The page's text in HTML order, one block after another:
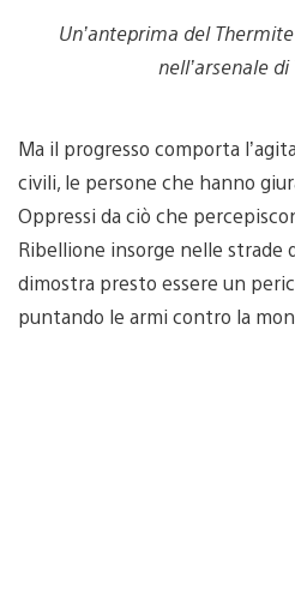
Un’anteprima del
nell’arsenale
Ma il progresso comporta
civili, le persone che hanno
Oppressi da ciò che
Ribellione insorge nelle strade
dimostra presto essere un
puntando le armi contro la